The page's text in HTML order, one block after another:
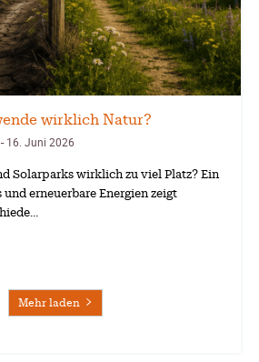
wirklich Natur?
- 16. Juni 2026
Solarparks wirklich zu viel Platz? Ein
erneuerbare Energien zeigt
Mehr laden